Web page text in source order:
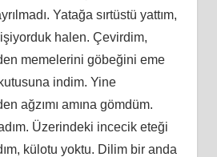
Yatağa sırtüstü yattım,
halen. Çevirdim,
memelerini göbeğini eme
indim. Yine
ağzımı amına gömdüm.
Üzerindeki incecik eteği
külotu yoktu. Dilim bir anda